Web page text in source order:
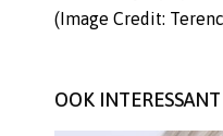
(Image Credit:
OOK INTERESSANT